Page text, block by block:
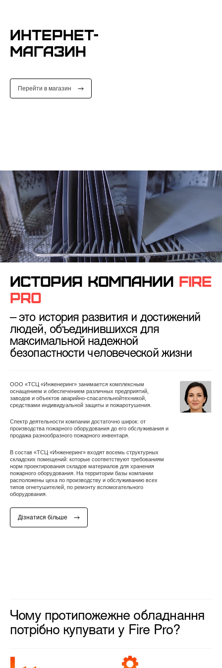
ИНТЕРНЕТ-
МАГАЗИН
Перейти в магазин
ИСТОРИЯ КОМПАНИИ FIRE
PRO
– это история развития и достижений
людей, объединившихся для
максимальной надежной
безопастности человеческой жизни
Дізнатися більше
ООО «ТСЦ «Инженеринг» занимается комплексным
оснащением и обеспечением различных предприятий,
заводов и объектов аварийно-спасательнойтехникой,
средствами индивидуальной защиты и пожаротушения.
Спектр деятельности компании достаточно широк: от
производства пожарного оборудования до его обслуживания и
продажа разнообразного пожарного инвентаря.
В состав «ТСЦ «Инженеринг» входят восемь структурных
складских помещений: которые соответствуют требованиям
норм проектирования складов материалов для хранения
пожарного оборудования. На территории базы компании
расположены цеха по производству и обслуживанию всех
типов огнетушителей, по ремонту вспомогательного
оборудования.
Чому протипожежне обладнання
потрібно купувати у Fire Pro?